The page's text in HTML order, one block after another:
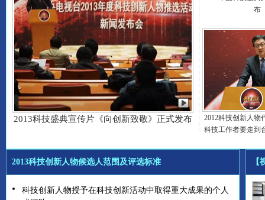
2013科技盛典宣传片《向创新致敬》正式发布
布
2012科技创新人物
科技工作者要走到
2013科技创新人物候选人范围及评选标准
科技创新人物授予在科技创新活动中取得重大成果的个人